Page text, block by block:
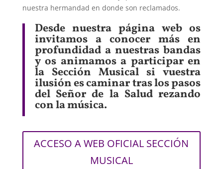
nuestra hermandad en donde son reclamados.
Desde nuestra página web os
invitamos a conocer más en
profundidad a nuestras bandas
y os animamos a participar en
la Sección Musical si vuestra
ilusión es caminar tras los pasos
del Señor de la Salud rezando
con la música.
ACCESO A WEB OFICIAL SECCIÓN
MUSICAL